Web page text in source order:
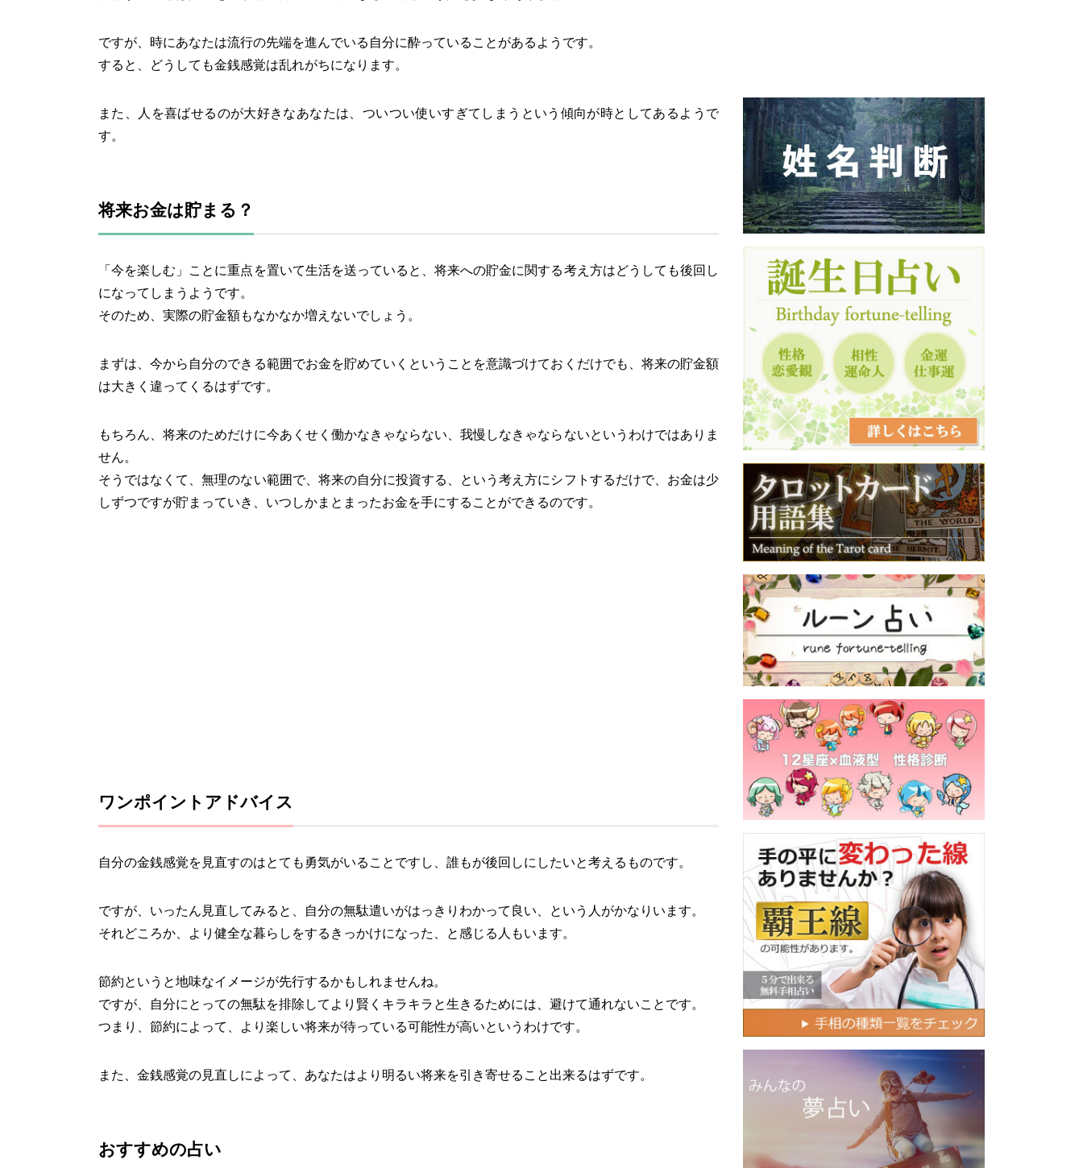
ですが、時にあなたは流行の先端を進んでいる自分に酔っていることがあるようです。
すると、どうしても金銭感覚は乱れがちになります。
また、人を喜ばせるのが大好きなあなたは、ついつい使いすぎてしまうという傾向が時としてあるようで
す。
将来お金は貯まる？
「今を楽しむ」ことに重点を置いて生活を送っていると、将来への貯金に関する考え方はどうしても後回し
になってしまうようです。
そのため、実際の貯金額もなかなか増えないでしょう。
まずは、今から自分のできる範囲でお金を貯めていくということを意識づけておくだけでも、将来の貯金額
は大きく違ってくるはずです。
もちろん、将来のためだけに今あくせく働かなきゃならない、我慢しなきゃならないというわけではありま
せん。
そうではなくて、無理のない範囲で、将来の自分に投資する、という考え方にシフトするだけで、お金は少
しずつですが貯まっていき、いつしかまとまったお金を手にすることができるのです。
ワンポイントアドバイス
自分の金銭感覚を見直すのはとても勇気がいることですし、誰もが後回しにしたいと考えるものです。
ですが、いったん見直してみると、自分の無駄遣いがはっきりわかって良い、という人がかなりいます。
それどころか、より健全な暮らしをするきっかけになった、と感じる人もいます。
節約というと地味なイメージが先行するかもしれませんね。
ですが、自分にとっての無駄を排除してより賢くキラキラと生きるためには、避けて通れないことです。
つまり、節約によって、より楽しい将来が待っている可能性が高いというわけです。
また、金銭感覚の見直しによって、あなたはより明るい将来を引き寄せること出来るはずです。
おすすめの占い